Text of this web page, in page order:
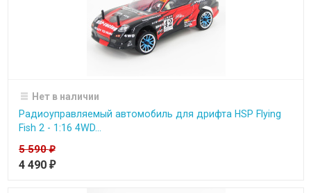
Нет в наличии
Радиоуправляемый автомобиль для дрифта HSP Flying
Fish 2 - 1:16 4WD...
5 590₽
4 490 ₽